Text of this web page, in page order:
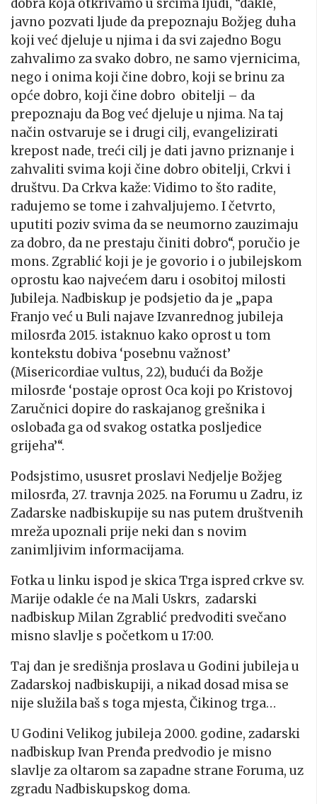
dobra koja otkrivamo u srcima ljudi, “dakle,
javno pozvati ljude da prepoznaju Božjeg duha
koji već djeluje u njima i da svi zajedno Bogu
zahvalimo za svako dobro, ne samo vjernicima,
nego i onima koji čine dobro, koji se brinu za
opće dobro, koji čine dobro obitelji – da
prepoznaju da Bog već djeluje u njima. Na taj
način ostvaruje se i drugi cilj, evangelizirati
krepost nade, treći cilj je dati javno priznanje i
zahvaliti svima koji čine dobro obitelji, Crkvi i
društvu. Da Crkva kaže: Vidimo to što radite,
radujemo se tome i zahvaljujemo. I četvrto,
uputiti poziv svima da se neumorno zauzimaju
za dobro, da ne prestaju činiti dobro“, poručio je
mons. Zgrablić koji je je govorio i o jubilejskom
oprostu kao najvećem daru i osobitoj milosti
Jubileja. Nadbiskup je podsjetio da je „papa
Franjo već u Buli najave Izvanrednog jubileja
milosrđa 2015. istaknuo kako oprost u tom
kontekstu dobiva ‘posebnu važnost’
(Misericordiae vultus, 22), budući da Božje
milosrđe ‘postaje oprost Oca koji po Kristovoj
Zaručnici dopire do raskajanog grešnika i
oslobađa ga od svakog ostatka posljedice
grijeha’“.
Podsjstimo, ususret proslavi Nedjelje Božjeg
milosrđa, 27. travnja 2025. na Forumu u Zadru, iz
Zadarske nadbiskupije su nas putem društvenih
mreža upoznali prije neki dan s novim
zanimljivim informacijama.
Fotka u linku ispod je skica Trga ispred crkve sv.
Marije odakle će na Mali Uskrs, zadarski
nadbiskup Milan Zgrablić predvoditi svečano
misno slavlje s početkom u 17:00.
Taj dan je središnja proslava u Godini jubileja u
Zadarskoj nadbiskupiji, a nikad dosad misa se
nije služila baš s toga mjesta, Čikinog trga…
U Godini Velikog jubileja 2000. godine, zadarski
nadbiskup Ivan Prenđa predvodio je misno
slavlje za oltarom sa zapadne strane Foruma, uz
zgradu Nadbiskupskog doma.